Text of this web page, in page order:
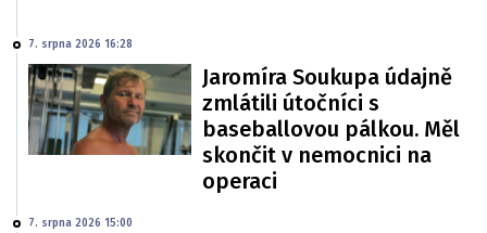
7. srpna 2026 16:28
Jaromíra Soukupa údajně
zmlátili útočníci s
baseballovou pálkou. Měl
skončit v nemocnici na
operaci
7. srpna 2026 15:00